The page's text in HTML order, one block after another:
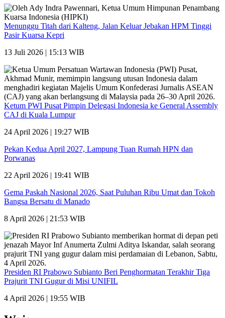
Menunggu Titah dari Kalteng, Jalan Keluar Jebakan HPM Tinggi
Pasir Kuarsa Kepri
13 Juli 2026 | 15:13 WIB
Ketum PWI Pusat Pimpin Delegasi Indonesia ke General Assembly
CAJ di Kuala Lumpur
24 April 2026 | 19:27 WIB
Pekan Kedua April 2027, Lampung Tuan Rumah HPN dan
Porwanas
22 April 2026 | 19:41 WIB
Gema Paskah Nasional 2026, Saat Puluhan Ribu Umat dan Tokoh
Bangsa Bersatu di Manado
8 April 2026 | 21:53 WIB
Presiden RI Prabowo Subianto Beri Penghormatan Terakhir Tiga
Prajurit TNI Gugur di Misi UNIFIL
4 April 2026 | 19:55 WIB